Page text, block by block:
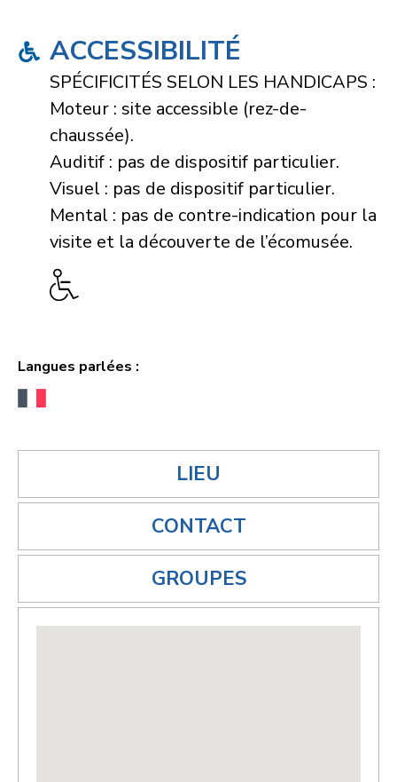
ACCESSIBILITÉ
SPÉCIFICITÉS SELON LES HANDICAPS :
Moteur : site accessible (rez-de-
chaussée).
Auditif : pas de dispositif particulier.
Visuel : pas de dispositif particulier.
Mental : pas de contre-indication pour la
visite et la découverte de l’écomusée.
Langues parlées :
LIEU
CONTACT
GROUPES